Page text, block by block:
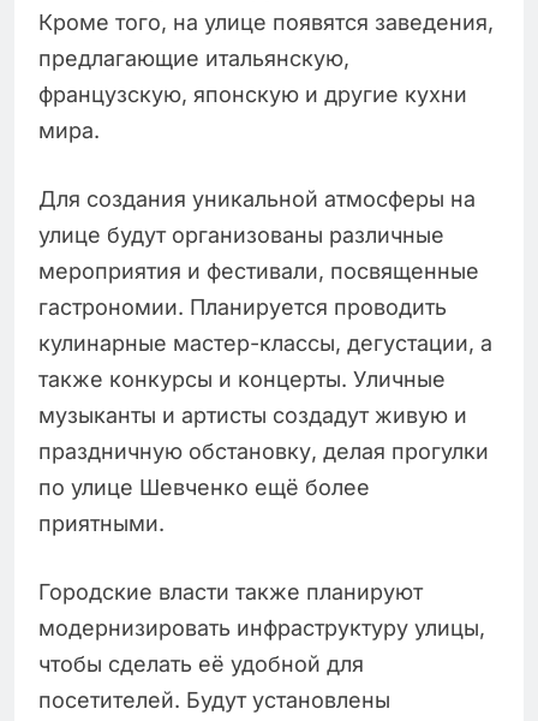
Кроме того, на улице появятся заведения,
предлагающие итальянскую,
французскую, японскую и другие кухни
мира.
Для создания уникальной атмосферы на
улице будут организованы различные
мероприятия и фестивали, посвященные
гастрономии. Планируется проводить
кулинарные мастер-классы, дегустации, а
также конкурсы и концерты. Уличные
музыканты и артисты создадут живую и
праздничную обстановку, делая прогулки
по улице Шевченко ещё более
приятными.
Городские власти также планируют
модернизировать инфраструктуру улицы,
чтобы сделать её удобной для
посетителей. Будут установлены